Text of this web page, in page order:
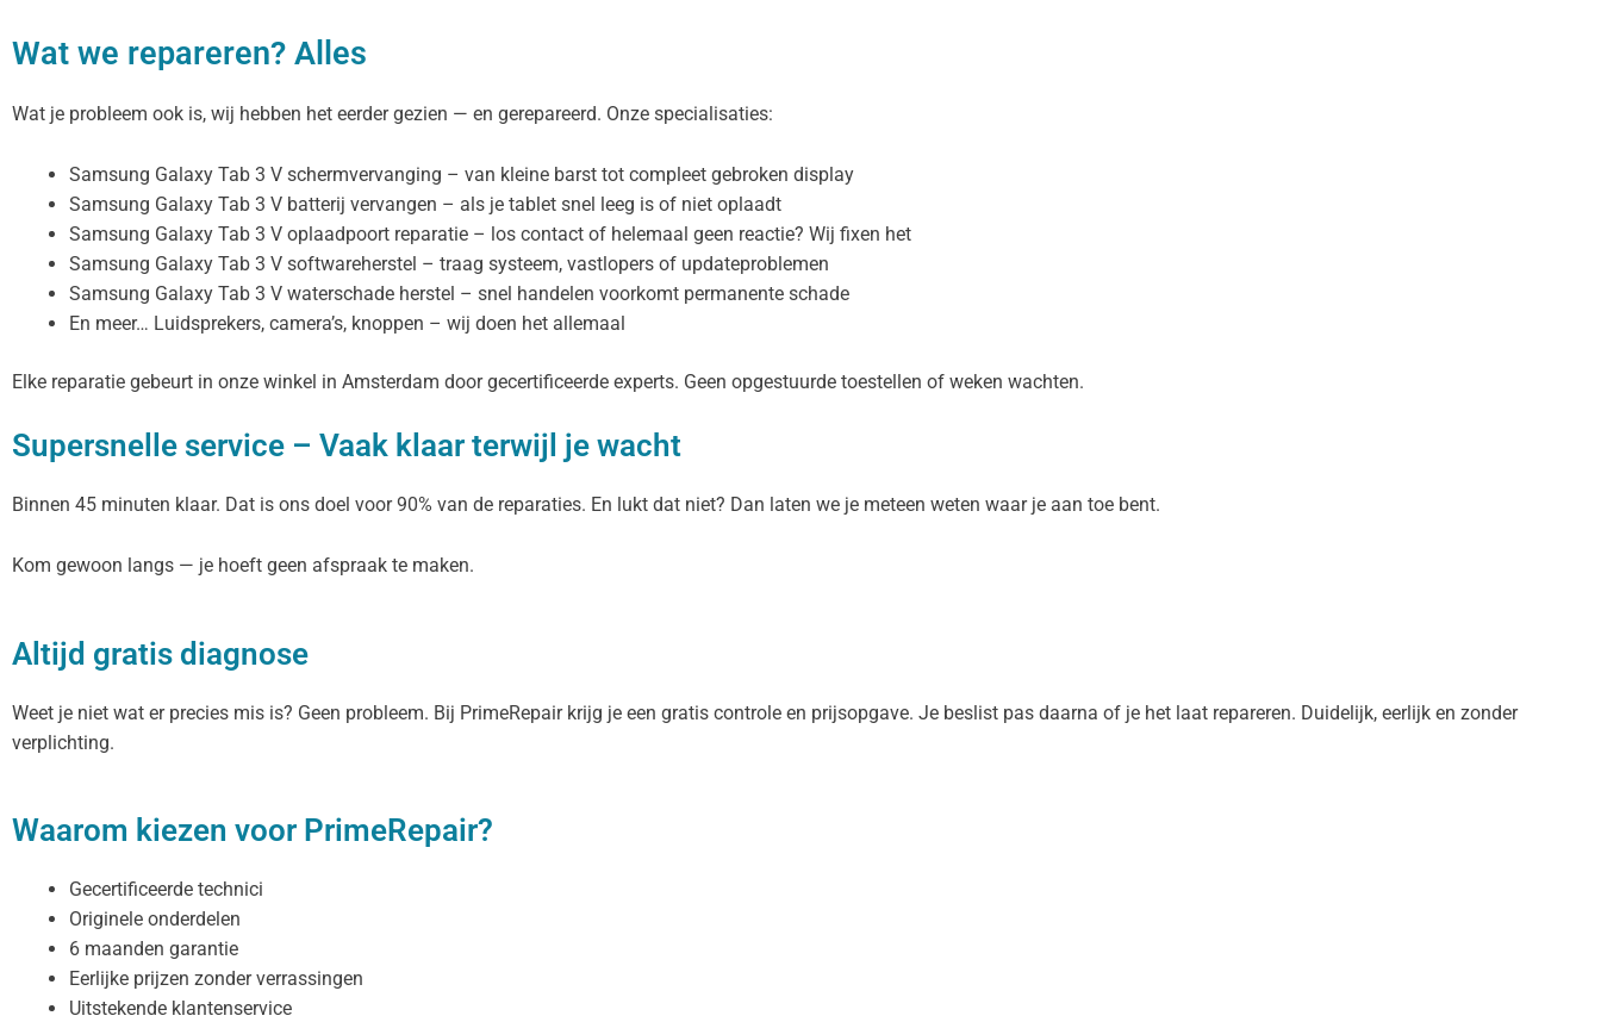
Wat we repareren? Alles
Wat je probleem ook is, wij hebben het eerder gezien — en gerepareerd. Onze specialisaties:
Samsung Galaxy Tab 3 V schermvervanging – van kleine barst tot compleet gebroken display
Samsung Galaxy Tab 3 V batterij vervangen – als je tablet snel leeg is of niet oplaadt
Samsung Galaxy Tab 3 V oplaadpoort reparatie – los contact of helemaal geen reactie? Wij fixen het
Samsung Galaxy Tab 3 V softwareherstel – traag systeem, vastlopers of updateproblemen
Samsung Galaxy Tab 3 V waterschade herstel – snel handelen voorkomt permanente schade
En meer… Luidsprekers, camera’s, knoppen – wij doen het allemaal
Elke reparatie gebeurt in onze winkel in Amsterdam door gecertificeerde experts. Geen opgestuurde toestellen of weken wachten.
Supersnelle service – Vaak klaar terwijl je wacht
Binnen 45 minuten klaar. Dat is ons doel voor 90% van de reparaties. En lukt dat niet? Dan laten we je meteen weten waar je aan toe bent.
Kom gewoon langs — je hoeft geen afspraak te maken.
Altijd gratis diagnose
Weet je niet wat er precies mis is? Geen probleem. Bij PrimeRepair krijg je een gratis controle en prijsopgave. Je beslist pas daarna of je het laat repareren. Duidelijk, eerlijk en zonder
verplichting.
Waarom kiezen voor PrimeRepair?
Gecertificeerde technici
Originele onderdelen
6 maanden garantie
Eerlijke prijzen zonder verrassingen
Uitstekende klantenservice